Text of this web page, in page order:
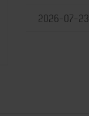
2026-07-23